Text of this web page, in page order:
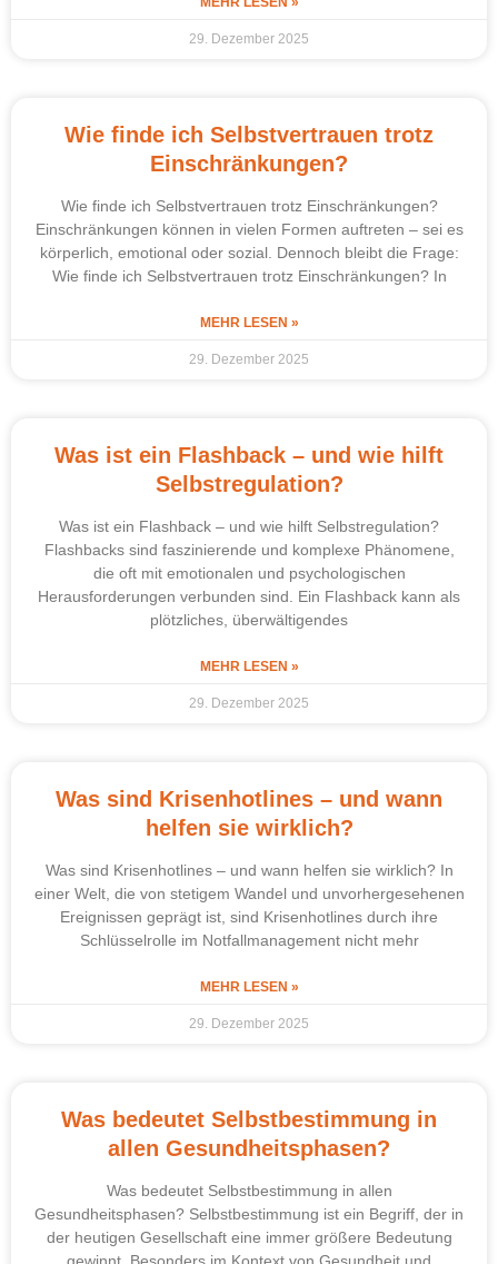
29. Dezember 2025
Wie finde ich Selbstvertrauen trotz
Einschränkungen?
Wie finde ich Selbstvertrauen trotz Einschränkungen?
Einschränkungen können in vielen Formen auftreten – sei es
körperlich, emotional oder sozial. Dennoch bleibt die Frage:
Wie finde ich Selbstvertrauen trotz Einschränkungen? In
MEHR LESEN »
29. Dezember 2025
Was ist ein Flashback – und wie hilft
Selbstregulation?
Was ist ein Flashback – und wie hilft Selbstregulation?
Flashbacks sind faszinierende und komplexe Phänomene,
die oft mit emotionalen und psychologischen
Herausforderungen verbunden sind. Ein Flashback kann als
plötzliches, überwältigendes
MEHR LESEN »
29. Dezember 2025
Was sind Krisenhotlines – und wann
helfen sie wirklich?
Was sind Krisenhotlines – und wann helfen sie wirklich? In
einer Welt, die von stetigem Wandel und unvorhergesehenen
Ereignissen geprägt ist, sind Krisenhotlines durch ihre
Schlüsselrolle im Notfallmanagement nicht mehr
MEHR LESEN »
29. Dezember 2025
Was bedeutet Selbstbestimmung in
allen Gesundheitsphasen?
Was bedeutet Selbstbestimmung in allen
Gesundheitsphasen? Selbstbestimmung ist ein Begriff, der in
der heutigen Gesellschaft eine immer größere Bedeutung
gewinnt. Besonders im Kontext von Gesundheit und